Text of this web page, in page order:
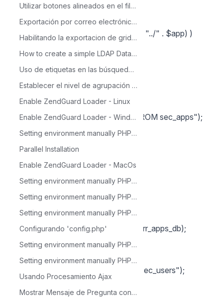
Utilizar botones alineados en el filtro avanzado de la grid
Exportación por correo electrónico en el gráfico
Habilitando la exportacion de grids anidadas en XLS
How to create a simple LDAP Database on Linux
Uso de etiquetas en las búsquedas de las grids
Establecer el nivel de agrupación de exportación en reportes de la grid.
Enable ZendGuard Loader - Linux
Enable ZendGuard Loader - Windows
Setting environment manually PHP 5.4 - Linux
Parallel Installation
Enable ZendGuard Loader - MacOs
Setting environment manually PHP 5.4 - Mac OS X
Setting environment manually PHP 5.4 - CentOS
Setting environment manually PHP 5.6 - Mac OS X
Configurando 'config.php'
Setting environment manually PHP 5.6 - Linux
Setting environment manually PHP 5.6 - Windows
Usando Procesamiento Ajax
Mostrar Mensaje de Pregunta con SweetAlert - sc_alert
!empty($arr_data['friendly_url']))?
$arr_data['friendly_url']:$app;
if( !is_dir($this->Ini->path_aplicacao . "../" . $app) )
sc_select(rs, "SELECT app_name FROM sec_apps");
$arr_apps_db = array();
while(!$rs->EOF)
$rs->MoveNext();
$rs->Close();
$arr_apps = array_diff($arr_apps, $arr_apps_db);
//========= Users =====
$arr_usr = array();
sc_select(rs, "SELECT login FROM sec_users");